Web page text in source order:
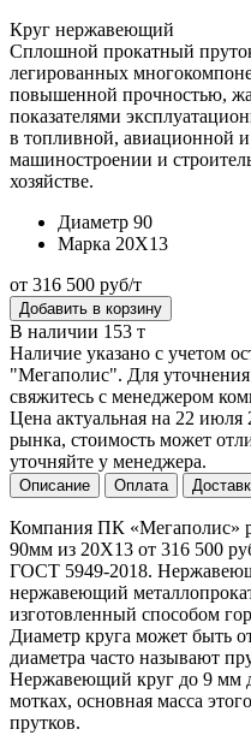
Круг нержавеющий
Сплошной прокатный
легированных
повышенной прочностью,
показателями
в топливной, авиационной
машиностроении и
хозяйстве.
Диаметр 90
Марка 20Х13
от 316 500 руб/т
Добавить в корзину
В наличии 153 т
Наличие указано с учетом
"Мегаполис". Для
свяжитесь с менеджером
Цена актуальная на 22 июля
рынка, стоимость может
уточняйте у менеджера.
Описание Оплата
Компания ПК «Мегаполис»
90мм из 20Х13 от 316 500
ГОСТ 5949-2018.
нержавеющий
изготовленный способом
Диаметр круга может быть
диаметра часто называют
Нержавеющий круг до 9 мм
мотках, основная масса
прутков.